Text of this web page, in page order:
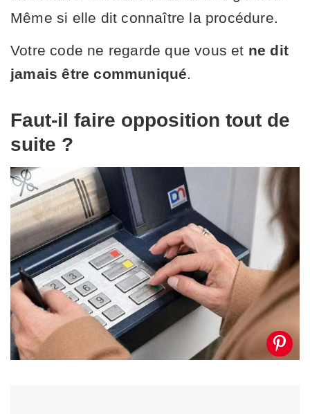
Même si elle dit connaître la procédure.
Votre code ne regarde que vous et ne dit
jamais être communiqué.
Faut-il faire opposition tout de
suite ?